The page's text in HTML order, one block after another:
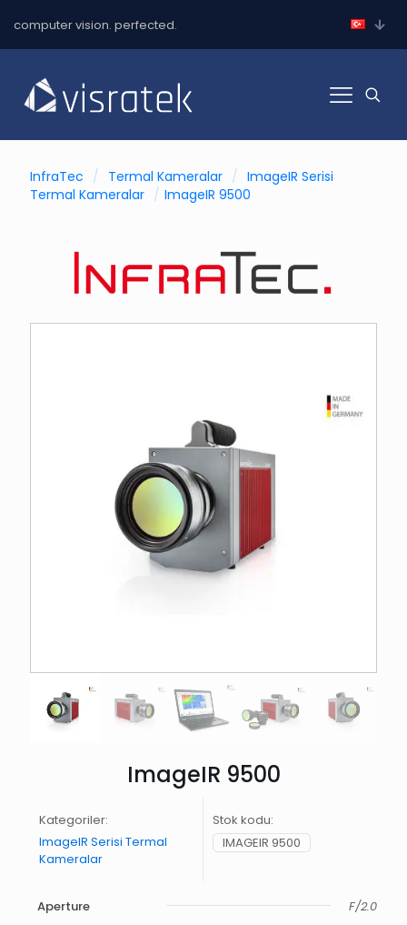
computer vision. perfected.
InfraTec / Termal Kameralar / ImageIR Serisi
Termal Kameralar / ImageIR 9500
ImageIR 9500
Kategoriler:
ImageIR Serisi Termal
Kameralar
Stok kodu:
IMAGEIR 9500
Aperture
F/2.0